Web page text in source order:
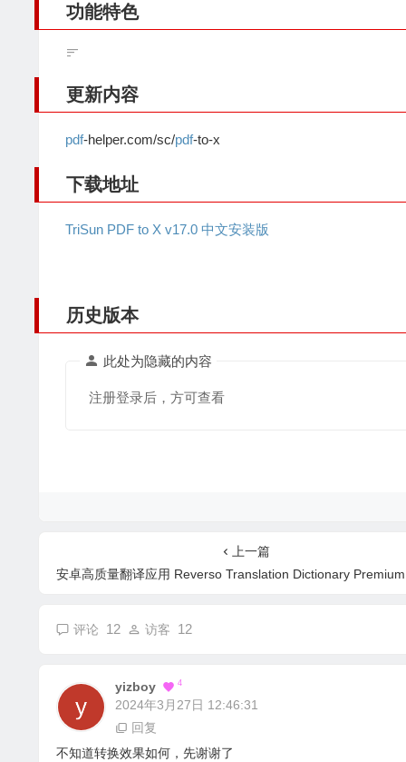
功能特色
更新内容
pdf-helper.com/sc/pdf-to-x
下载地址
TriSun PDF to X v17.0 中文安装版
历史版本
此处为隐藏的内容
注册登录后，方可查看
上一篇
安卓高质量翻译应用 Reverso Translation Dictionary Premium v9.9.7 高
评论 12 访客 12
Yizboy 4
2024年3月27日 12:46:31
回复
不知道转换效果如何，先谢谢了